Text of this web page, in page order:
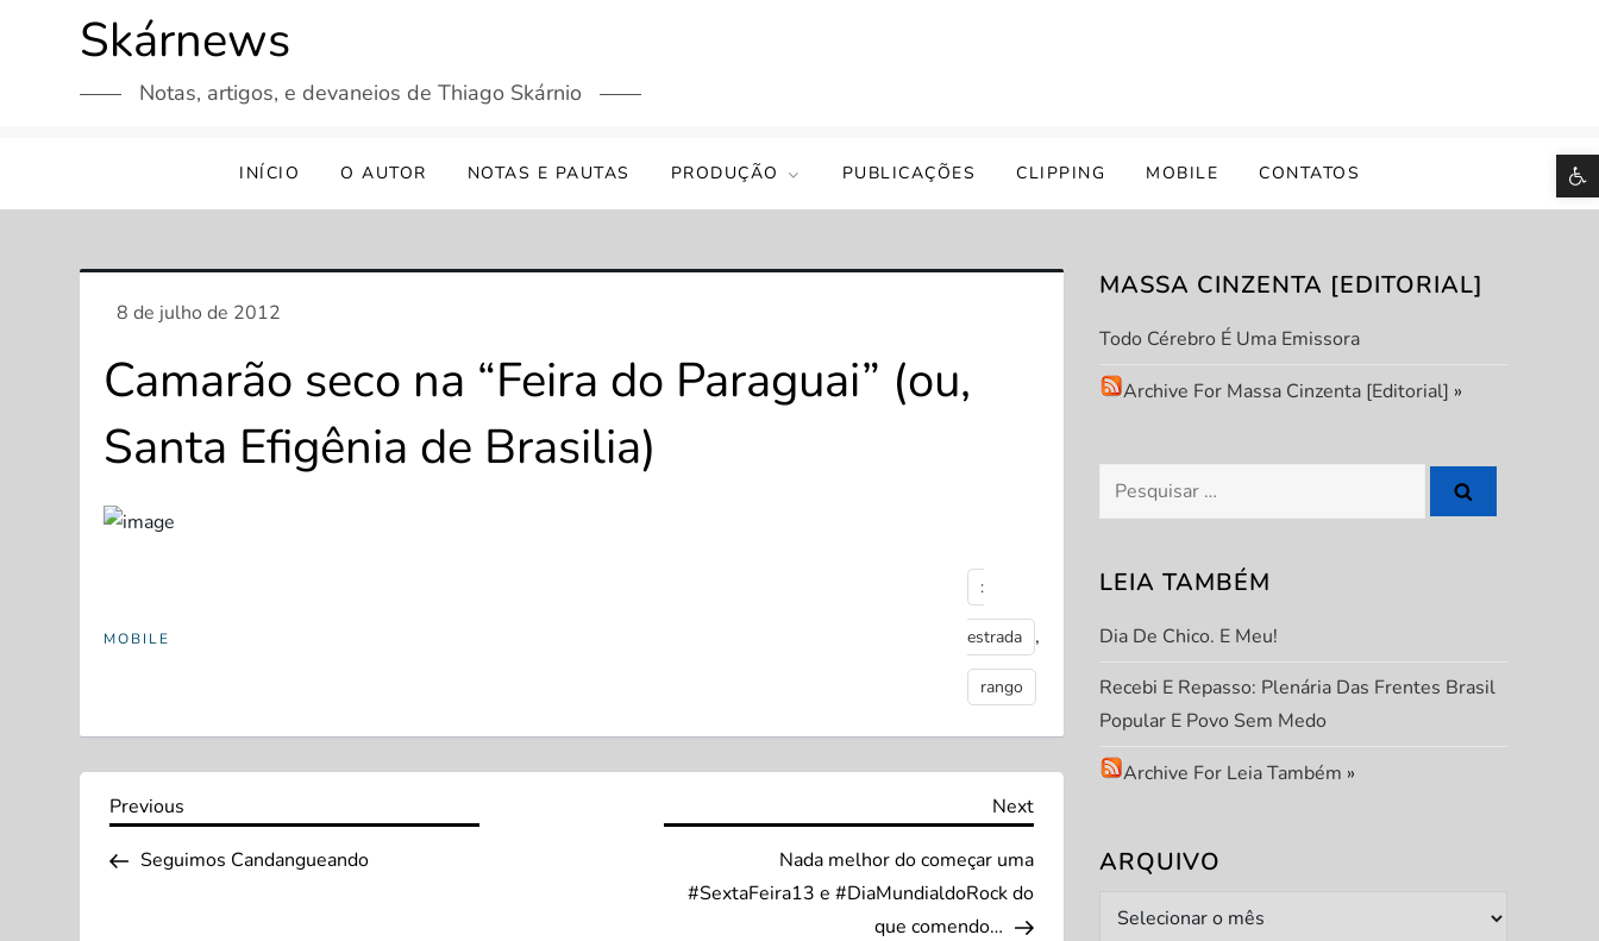
Skárnews
Notas, artigos, e devaneios de Thiago Skárnio
INÍCIO O AUTOR NOTAS E PAUTAS PRODUÇÃO PUBLICAÇÕES CLIPPING MOBILE CONTATOS
Camarão seco na “Feira do Paraguai” (ou,
Santa Efigênia de Brasilia)
MOBILE
:
estrada ,
rango
N
a
Previous
Previous
Seguimos Candangueando
Next
Next
Nada melhor do começar uma
#SextaFeira13 e #DiaMundialdoRock do
que comendo…
MASSA CINZENTA [EDITORIAL]
Todo Cérebro É Uma Emissora
Archive For Massa Cinzenta [Editorial] »
Pesquisar
por:
LEIA TAMBÉM
Dia De Chico. E Meu!
Recebi E Repasso: Plenária Das Frentes Brasil
Popular E Povo Sem Medo
Archive For Leia Também »
ARQUIVO
Arquivo